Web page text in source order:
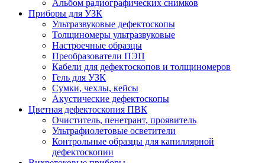
Альбом радиографических снимков
Приборы для УЗК
Ультразвуковые дефектоскопы
Толщиномеры ультразвуковые
Настроечные образцы
Преобразователи ПЭП
Кабели для дефектоскопов и толщиномеров
Гель для УЗК
Сумки, чехлы, кейсы
Акустические дефектоскопы
Цветная дефектоскопия ПВК
Очиститель, пенетрант, проявитель
Ультрафиолетовые осветители
Контрольные образцы для капиллярной
дефектоскопии